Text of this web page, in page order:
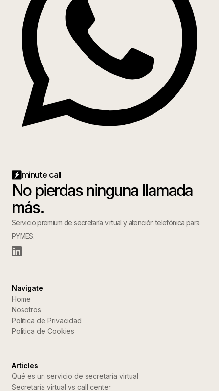
minute call
No pierdas ninguna llamada
más.
Servicio premium de secretaría virtual y atención telefónica para
PYMES.
Navigate
Home
Nosotros
Politica de Privacidad
Politica de Cookies
Articles
Qué es un servicio de secretaría virtual
Secretaría virtual vs call center